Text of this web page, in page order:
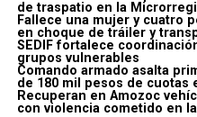
de traspatio en la
Fallece una mujer y cuatro
en choque de tráiler y
SEDIF fortalece
grupos vulnerables
Comando armado asalta
de 180 mil pesos de cuotas
Recuperan en Amozoc
con violencia cometido en